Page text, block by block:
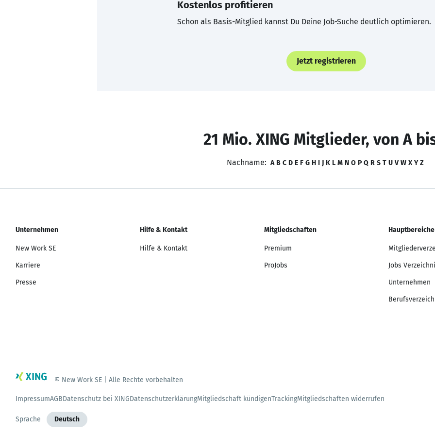
Kostenlos profitieren
Schon als Basis-Mitglied kannst Du Deine Job-Suche deutlich optimieren.
Jetzt registrieren
21 Mio. XING Mitglieder, von A
Nachname: A B C D E F G H I J K L M N O P Q R S T U V W X Y Z
Unternehmen
New Work SE
Karriere
Presse
Hilfe & Kontakt
Hilfe & Kontakt
Mitgliedschaften
Premium
ProJobs
Hauptbereiche
Jobs
Unternehmen
© New Work SE | Alle Rechte vorbehalten
ImpressumAGBDatenschutz bei XINGDatenschutzerklärungMitgliedschaft kündigenTrackingMitgliedschaften widerrufen
Sprache Deutsch